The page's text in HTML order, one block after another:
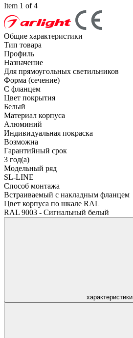
Item 1 of 4
Общие характеристики
Тип товара
Профиль
Назначение
Для прямоугольных светильников
Форма (сечение)
С фланцем
Цвет покрытия
Белый
Материал корпуса
Алюминий
Индивидуальная покраска
Возможна
Гарантийный срок
3 год(а)
Модельный ряд
SL-LINE
Способ монтажа
Встраиваемый с накладным фланцем
Цвет корпуса по шкале RAL
RAL 9003 - Сигнальный белый
характеристики